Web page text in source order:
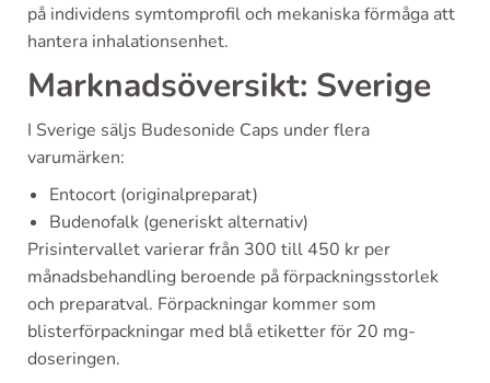
på individens symtomprofil och mekaniska förmåga att
hantera inhalationsenhet.
Marknadsöversikt: Sverige
I Sverige säljs Budesonide Caps under flera
varumärken:
Entocort (originalpreparat)
Budenofalk (generiskt alternativ)
Prisintervallet varierar från 300 till 450 kr per
månadsbehandling beroende på förpackningsstorlek
och preparatval. Förpackningar kommer som
blisterförpackningar med blå etiketter för 20 mg-
doseringen.